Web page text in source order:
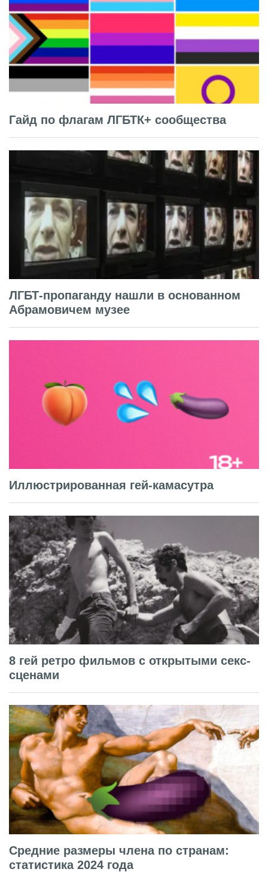
Гайд по флагам ЛГБТК+ сообщества
ЛГБТ-пропаганду нашли в основанном
Абрамовичем музее
Иллюстрированная гей-камасутра
8 гей ретро фильмов с открытыми секс-
сценами
Средние размеры члена по странам:
статистика 2024 года